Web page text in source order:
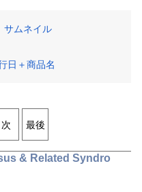
サムネイル
日＋商品名
次 最後
& Related Syndro